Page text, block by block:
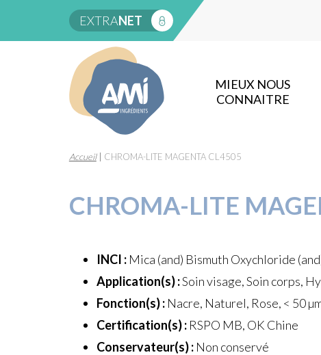
EXTRANET
MIEUX NOUS
CONNAITRE
Accueil| CHROMA-LITE MAGENTA CL4505
CHROMA-LITE
INCI :Mica (and) Bismuth Oxychloride
Application(s) :Soin visage, Soin corps,
Fonction(s) :Nacre, Naturel, Rose, < 50
Certification(s) :RSPO MB, OK Chine
Conservateur(s) :Non conservé